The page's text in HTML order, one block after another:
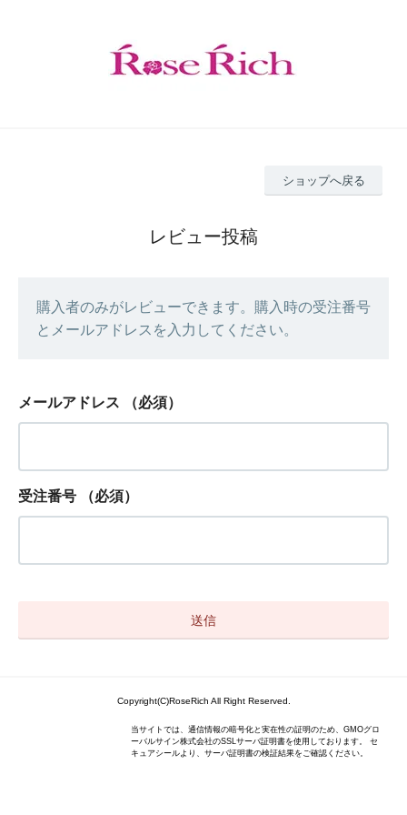
ショップへ戻る
レビュー投稿
購入者のみがレビューできます。購入時の受注番号
とメールアドレスを入力してください。
メールアドレス （必須）
受注番号 （必須）
Copyright(C)RoseRich All Right Reserved.
当サイトでは、通信情報の暗号化と実在性の証明のため、GMOグロ
ーバルサイン株式会社のSSLサーバ証明書を使用しております。 セ
キュアシールより、サーバ証明書の検証結果をご確認ください。